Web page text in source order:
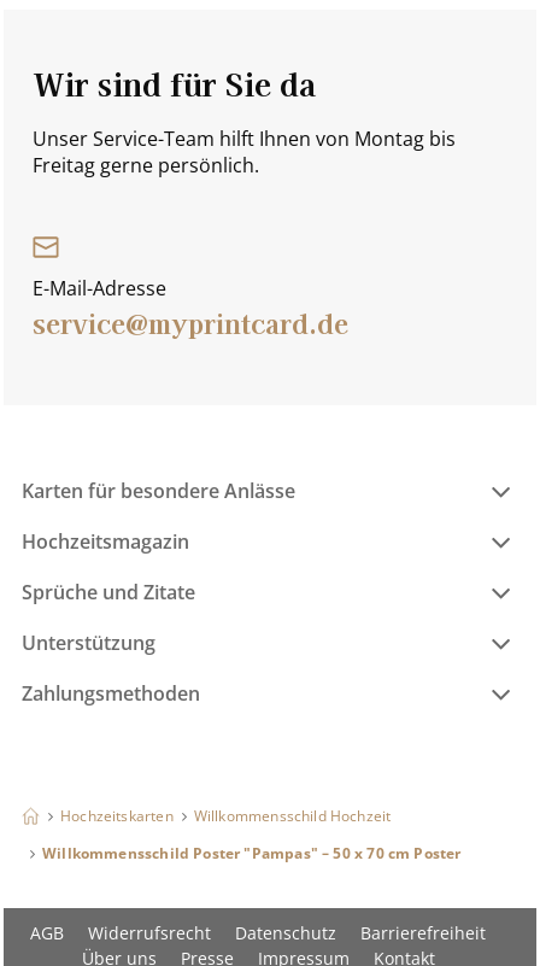
Wir sind für Sie da
Unser Service-Team hilft Ihnen von Montag bis
Freitag gerne persönlich.
E-Mail-Adresse
service@myprintcard.de
Karten für besondere Anlässe
Hochzeitsmagazin
Sprüche und Zitate
Unterstützung
Zahlungsmethoden
Hochzeitskarten
Willkommensschild Hochzeit
Willkommensschild Poster "Pampas" – 50 x 70 cm Poster
AGB Widerrufsrecht Datenschutz
Barrierefreiheit
Über uns
Presse Impressum Kontakt